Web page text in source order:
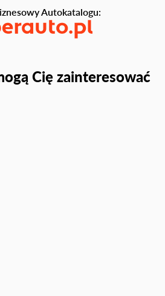
Cię zainteresować
Autokatalogu: